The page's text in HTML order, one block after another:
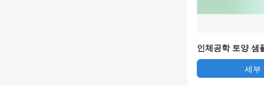
인체공학 토양 샘
세부